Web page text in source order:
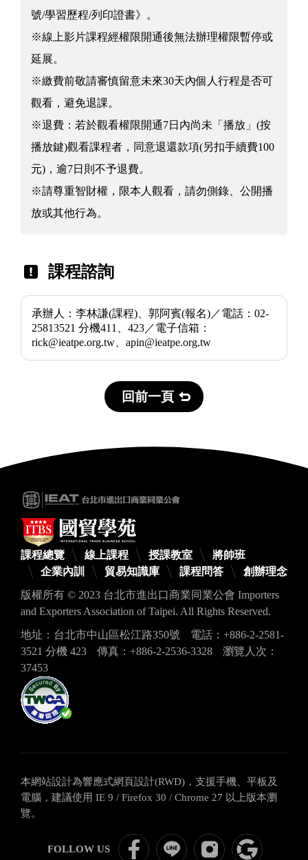
號/學習歷程/列印證書》。
※線上影片課程經權限開通後無法辦理權限暫停或
延展。
※繳費前敬請審慎留意未來30天內個人行程是否可
觀看，避免退課。
※退費：若於觀看權限開通7日內尚未「播放」(按
播放鍵)觀看課程者，同意退還款項(另扣手續費100
元)，逾7日則不予退費。
※請尊重智財權，限本人觀看，請勿側錄、公開播
放或其他行為。
課程諮詢
承辦人：李林謙(課程)、郭阿賓(報名)／電話：02-
25813521 分機411、423／電子信箱：
rick@ieatpe.org.tw、apin@ieatpe.org.tw
回前一頁
課程總覽 線上課程 授課教室
將帥班
企業內訓
貿易知識庫 課程問答
創辦理念
版權所有 © 2023 台北市進出口商業同業公會 Importers
and Exporters Association of Taipei. All Rights Reserved.
地址：台北市中山區松江路350號
電話：+886-2-2581-
3521 分機 423
傳真：+886-2-2536-3328
瀏覽人次：
37453
本網站設計為響應式網頁設計(RWD)，支援手機、平板及
電腦，建議使用 IE 9 / Firefox 30 / Chrome 27 以上版本瀏
覽。
FOLLOW US
ITBS
ITBS
關
google